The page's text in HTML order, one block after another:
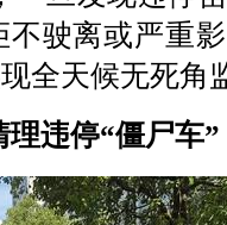
不驶离或严重
全天候无死角
违停“僵尸车”